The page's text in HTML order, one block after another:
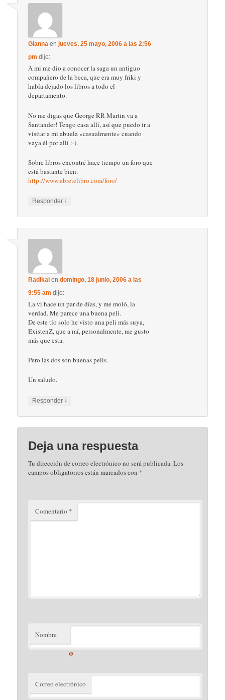
Gianna enjueves, 25 mayo, 2006 a las 2:56
pm dijo:
A mi me dio a conocer la saga un antiguo
compañero de la beca, que era muy friki y
había dejado los libros a todo el
departamento.
No me digas que George RR Martin va a
Santander! Tengo casa allí, así que puedo ir a
visitar a mi abuela «casualmente» cuando
vaya él por allí :-).
Sobre libros encontré hace tiempo un foro que
está bastante bien:
http://www.abretelibro.com/foro/
Responder ↓
Radikal endomingo, 18 junio, 2006 a las
9:55 am dijo:
La vi hace un par de días, y me moló, la
verdad. Me parece una buena peli.
De este tío solo he visto una peli más suya,
ExistenZ, que a mí, personalmente, me gusto
más que esta.
Pero las dos son buenas pelis.
Un saludo.
Responder ↓
Deja una respuesta
Tu dirección de correo electrónico no será publicada.Los
campos obligatorios están marcados con *
Comentario *
Nombre
*
Correo electrónico